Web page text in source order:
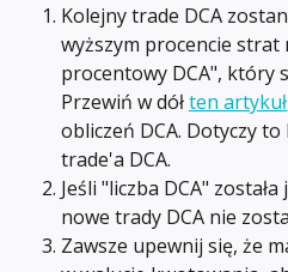
Kolejny trade DCA
wyższym procencie strat
procentowy DCA", który
Przewiń w dół ten artykuł
obliczeń DCA. Dotyczy
trade'a DCA.
Jeśli "liczba DCA"
nowe trady DCA nie
Zawsze upewnij się, że